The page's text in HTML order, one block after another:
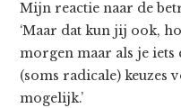
Mijn reactie naar de
‘Maar dat kun jij ook,
morgen maar als je iets
(soms radicale) keuzes
mogelijk.’